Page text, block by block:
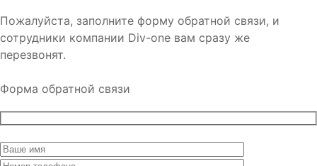
Пожалуйста, заполните форму обратной связи, и
сотрудники компании Div-one вам сразу же
перезвонят.
Форма обратной связи